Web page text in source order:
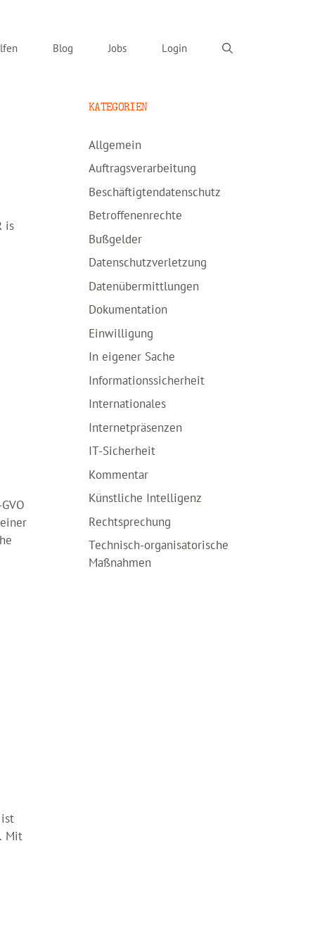
Blog Jobs Login
is
ist
Mit
KATEGORIEN
Allgemein
Auftragsverarbeitung
Beschäftigtendatenschutz
Betroffenenrechte
Bußgelder
Datenschutzverletzung
Datenübermittlungen
Dokumentation
Einwilligung
In eigener Sache
Informationssicherheit
Internationales
Internetpräsenzen
IT-Sicherheit
Kommentar
Künstliche Intelligenz
Rechtsprechung
Technisch-organisatorische
Maßnahmen